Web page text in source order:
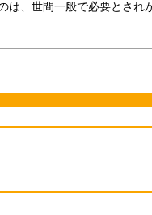
は、世間一般で必要とされ